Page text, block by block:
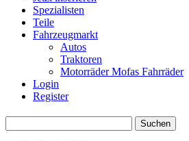
Spezialisten
Teile
Fahrzeugmarkt
Autos
Traktoren
Motorräder Mofas Fahrräder
Login
Register
nach: